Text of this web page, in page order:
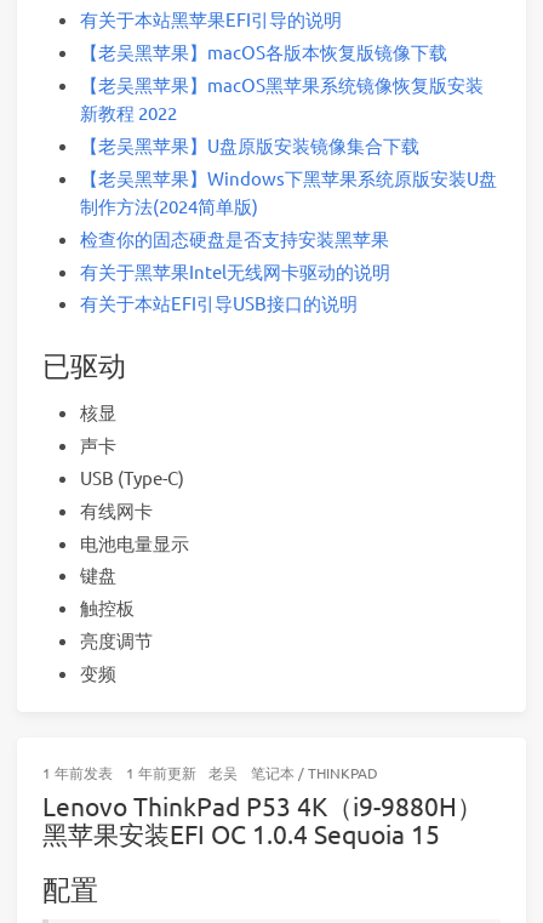
有关于本站黑苹果EFI引导的说明
【老吴黑苹果】macOS各版本恢复版镜像下载
【老吴黑苹果】macOS黑苹果系统镜像恢复版安装
新教程 2022
【老吴黑苹果】U盘原版安装镜像集合下载
【老吴黑苹果】Windows下黑苹果系统原版安装U盘
制作方法(2024简单版)
检查你的固态硬盘是否支持安装黑苹果
有关于黑苹果Intel无线网卡驱动的说明
有关于本站EFI引导USB接口的说明
已驱动
核显
声卡
USB (Type-C)
有线网卡
电池电量显示
键盘
触控板
亮度调节
变频
1 年前发表 1 年前更新 老吴 笔记本/THINKPAD
Lenovo ThinkPad P53 4K（i9-9880H）
黑苹果安装EFI OC 1.0.4 Sequoia 15
配置